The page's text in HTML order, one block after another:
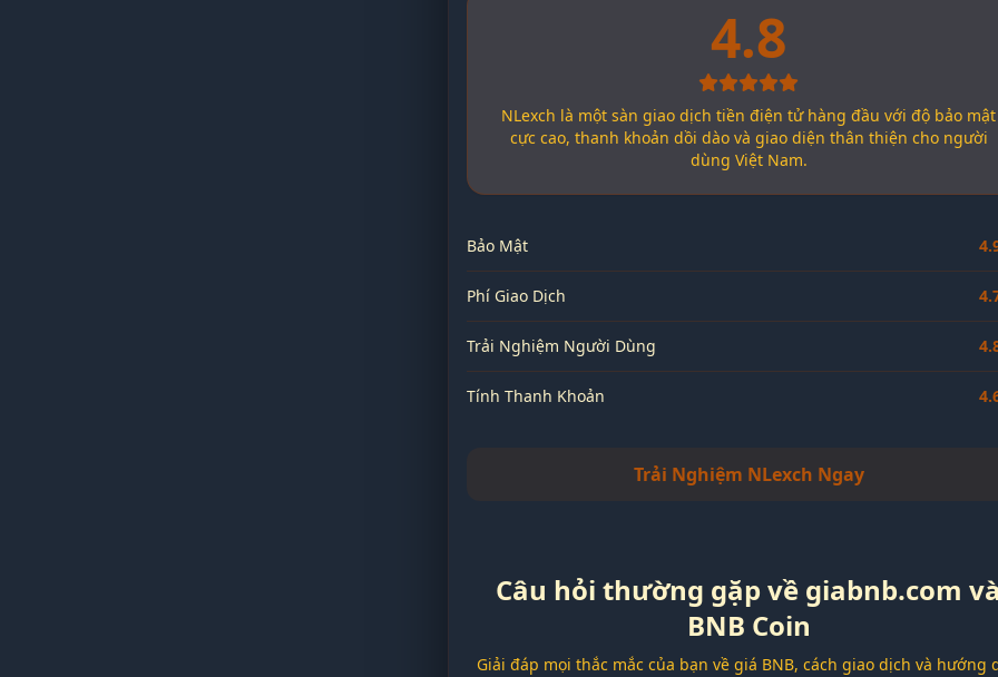
4.8
NLexch là một sàn giao dịch tiền điện tử hàng đầu với độ bảo mật
cực cao, thanh khoản dồi dào và giao diện thân thiện cho người
dùng Việt Nam.
Bảo Mật
Phí Giao Dịch
Trải Nghiệm Người Dùng
Tính Thanh Khoản
Trải Nghiệm NLexch Ngay
Câu hỏi thường gặp về giabnb.com
BNB Coin
Giải đáp mọi thắc mắc của bạn về giá BNB, cách giao dịch và hướng